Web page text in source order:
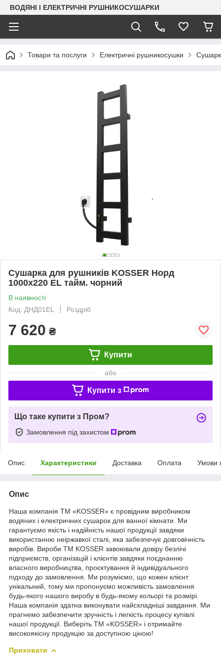
ВОДЯНІ І ЕЛЕКТРИЧНІ РУШНИКОСУШАРКИ
Товари та послуги Електричні рушникосушки
Сушарка для рушників KOSSER Норд
1000х220 EL тайм. чорний
В наявності
Код: ДНД01EL
Роздріб
7 620 ₴
Купити
або
Купити з
Що таке купити з Пром?
Замовлення під захистом
Опис Характеристики Доставка Оплата Умови
Опис
Наша компанія ТМ «KOSSER» є провідним виробником
водяних і електричних сушарок для ванної кімнати. Ми
гарантуємо якість і надійність нашої продукції завдяки
використанню неіржавкої сталі, яка забезпечує довговічність
виробів. Вироби ТМ KOSSER завоювали довіру безлічі
підприємств, організацій і клієнтів завдяки поєднанню
власного виробництва, проєктування й індивідуального
підходу до замовлення. Ми розуміємо, що кожен клієнт
унікальний, тому ми пропонуємо можливість замовлення
будь-якого нашого виробу в будь-якому кольорі та розмірі.
Наша компанія здатна виконувати найскладніші завдання. Ми
прагнемо забезпечити зручність і легкість процесу купівлі
нашої продукції. Виберіть ТМ «KOSSER» і отримайте
високоякісну продукцію за доступною ціною!
Приховати